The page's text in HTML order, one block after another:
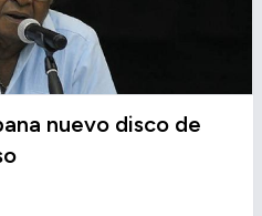
nuevo disco de